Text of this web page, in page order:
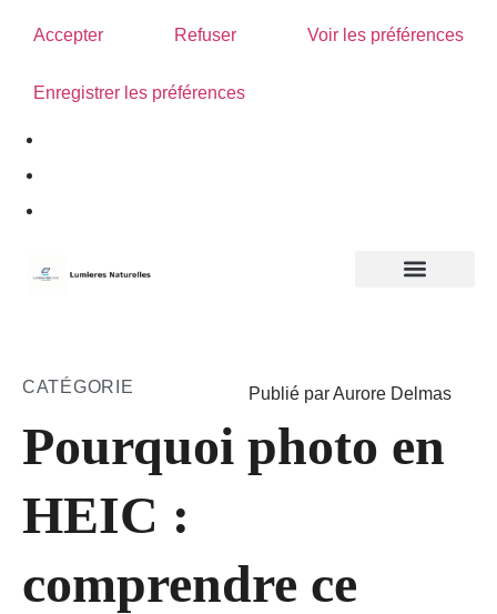
Accepter Refuser Voir les préférences
Enregistrer les préférences
CATÉGORIE Publié par Aurore Delmas
Pourquoi photo en
HEIC :
comprendre ce